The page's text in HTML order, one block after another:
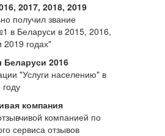
2017, 2018, 2019
получил звание
в Беларуси в 2015, 2016,
годах"
2016
"Услуги населению" в
компания
компанией по
сервиса отзывов